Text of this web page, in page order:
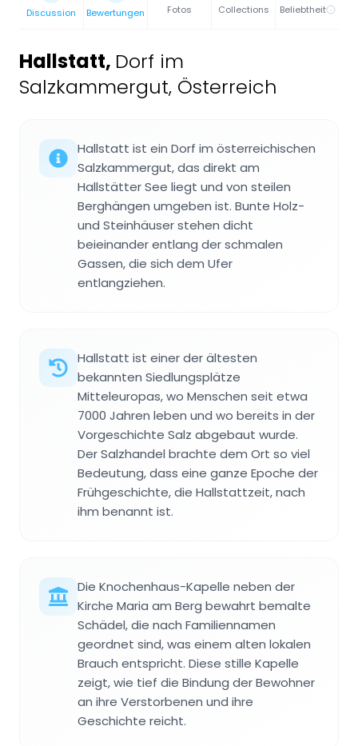
Discussion Bewertungen Fotos Collections Beliebtheit
Hallstatt, Dorf im
Salzkammergut, Österreich
Hallstatt ist ein Dorf im österreichischen
Salzkammergut, das direkt am
Hallstätter See liegt und von steilen
Berghängen umgeben ist. Bunte Holz-
und Steinhäuser stehen dicht
beieinander entlang der schmalen
Gassen, die sich dem Ufer
entlangziehen.
Hallstatt ist einer der ältesten
bekannten Siedlungsplätze
Mitteleuropas, wo Menschen seit etwa
7000 Jahren leben und wo bereits in der
Vorgeschichte Salz abgebaut wurde.
Der Salzhandel brachte dem Ort so viel
Bedeutung, dass eine ganze Epoche der
Frühgeschichte, die Hallstattzeit, nach
ihm benannt ist.
Die Knochenhaus-Kapelle neben der
Kirche Maria am Berg bewahrt bemalte
Schädel, die nach Familiennamen
geordnet sind, was einem alten lokalen
Brauch entspricht. Diese stille Kapelle
zeigt, wie tief die Bindung der Bewohner
an ihre Verstorbenen und ihre
Geschichte reicht.